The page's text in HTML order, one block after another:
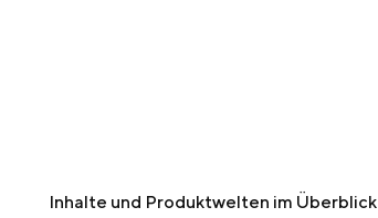
Inhalte und Produktwelten im Überblick